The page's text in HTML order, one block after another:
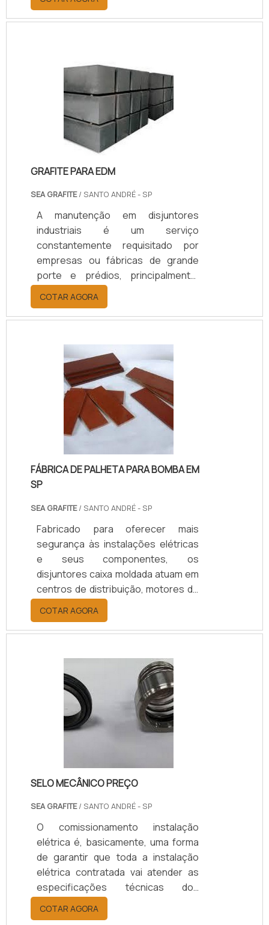
testados, operados e mantidos de
acordo com as necessidades e
pode ser aplicado tanto a novos
empreendimentos quanto a
unidades e sistemas existentes em
processo de expansão,
modernização ou ajuste.SAIBA
COMO O PRODUTO GARANTE UM
BOM DESEMPENHOCom uma
empres.
GRAFITE PARA EDM
SEA GRAFITE/ SANTO ANDRÉ - SP
A manutenção em disjuntores
industriais é um serviço
constantemente requisitado por
empresas ou fábricas de grande
porte e prédios, principalmente,
esse processo tem a finalidade de
realizar reparos nas instalações ou
até mesmo evitá-los. O SERVIÇO
manutenção preventiva, deve
acontecer com certa frequência, o
que gera a diminuição do risco de
problemas maiores além de ter um
custo mais acessível para os
clientes. Já a manutenção corretiva,
acontece sempre que os di.
COTAR AGORA
FÁBRICA DE PALHETA PARA BOMBA EM
SP
SEA GRAFITE/ SANTO ANDRÉ - SP
Fabricado para oferecer mais
segurança às instalações elétricas
e seus componentes, os
disjuntores caixa moldada atuam em
centros de distribuição, motores de
máquinas e geradores de todos os
tipos e potência.O PRODUTO
APRESENTA DIVERSOS
importante, a manutenção disjuntor
caixa moldada é extremamente
necessária, sobretudo contra
intervenções externas, como os
impactos, devido à sua estrutura
totalmente protegida, fabricada com
COTAR AGORA
SELO MECÂNICO PREÇO
SEA GRAFITE/ SANTO ANDRÉ - SP
O comissionamento instalação
elétrica é, basicamente, uma forma
de garantir que toda a instalação
elétrica contratada vai atender as
especificações técnicas dos
projetos e memoriais, preservando
a integridade dos usuários e
COTAR AGORA